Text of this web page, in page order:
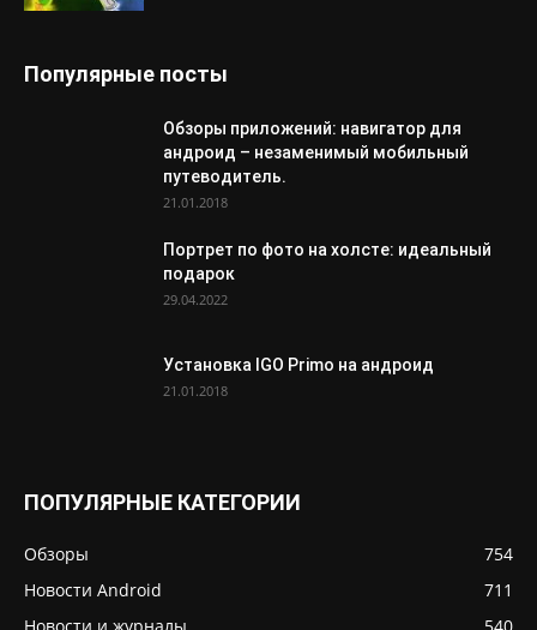
Популярные посты
Обзоры приложений: навигатор для
андроид – незаменимый мобильный
путеводитель.
21.01.2018
Портрет по фото на холсте: идеальный
подарок
29.04.2022
Установка IGO Primo на андроид
21.01.2018
ПОПУЛЯРНЫЕ КАТЕГОРИИ
Обзоры
754
Новости Android
711